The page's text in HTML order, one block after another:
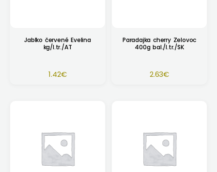
Jablko červené Evelina
kg/I.tr./AT
1.42€
Paradajka cherry Zelovoc
400g bal./I.tr./SK
2.63€